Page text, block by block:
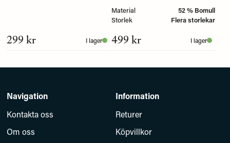
299 kr I lager
Material
52 % Bomull
Storlek
Flera storlekar
499 kr I lager
Navigation
Kontakta oss
Om oss
Information
Returer
Köpvillkor